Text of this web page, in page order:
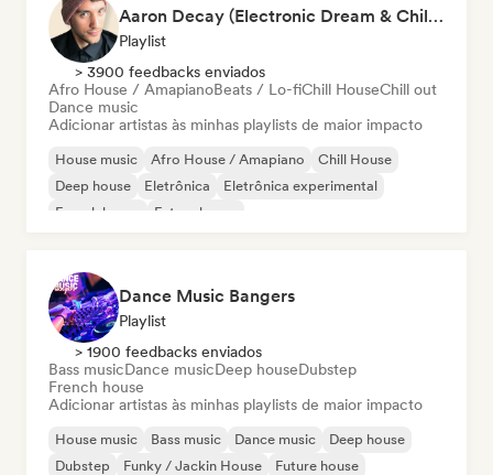
Aaron Decay (Electronic Dream & Chill Electronic Dream playlists)
Playlist
> 3900 feedbacks enviados
Afro House / AmapianoBeats / Lo-fiChill HouseChill out
Dance music
Adicionar artistas às minhas playlists de maior impacto
House music Afro House / Amapiano
Chill House
Deep house
Eletrônica
Eletrônica experimental
French house
Future house
Dance Music Bangers
Playlist
> 1900 feedbacks enviados
Bass musicDance musicDeep houseDubstep
French house
Adicionar artistas às minhas playlists de maior impacto
House music Bass music Dance music
Deep house
Dubstep
Funky / Jackin House
Future house